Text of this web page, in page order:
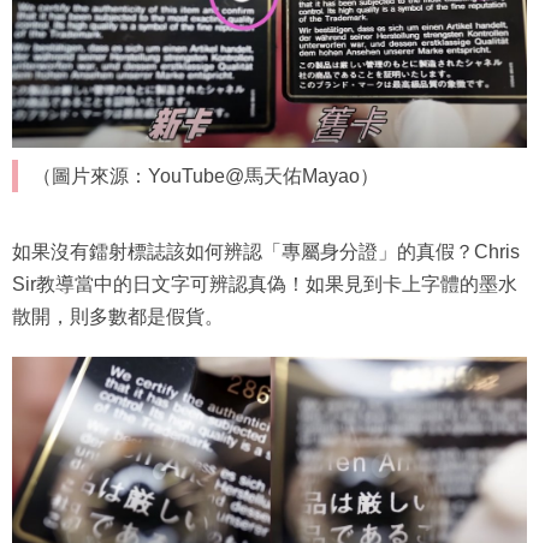
（圖片來源：YouTube@馬天佑Mayao）
如果沒有鐳射標誌該如何辨認「專屬身分證」的真假？Chris
Sir教導當中的日文字可辨認真偽！如果見到卡上字體的墨水
散開，則多數都是假貨。